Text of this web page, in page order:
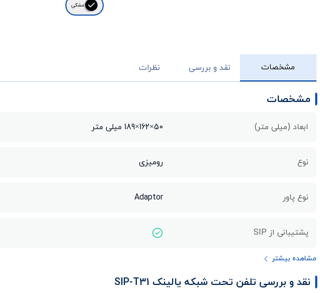
مشکی
مشخصات نقد و بررسی نظرات
مشخصات
ابعاد (میلی متر) 50×162×189 میلی متر
نوع رومیزی
نوع پاور Adaptor
پشتیبانی از SIP
مشاهده بیشتر
نقد و بررسی تلفن تحت شبکه یالینک SIP-T31